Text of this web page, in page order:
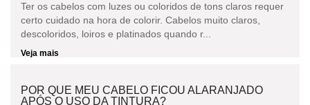
Ter os cabelos com luzes ou coloridos de tons claros requer
certo cuidado na hora de colorir. Cabelos muito claros,
descoloridos, loiros e platinados quando r...
Veja mais
POR QUE MEU CABELO FICOU ALARANJADO
APÓS O USO DA TINTURA?